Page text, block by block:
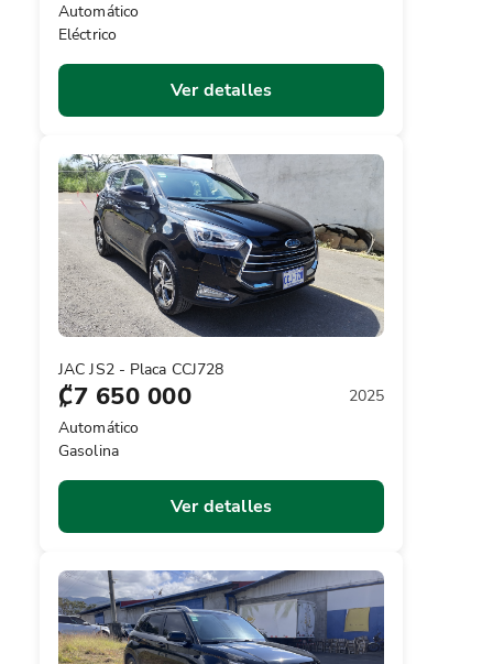
Automático
Eléctrico
Ver detalles
JAC JS2 - Placa CCJ728
₡7 650 000
2025
Automático
Gasolina
Ver detalles